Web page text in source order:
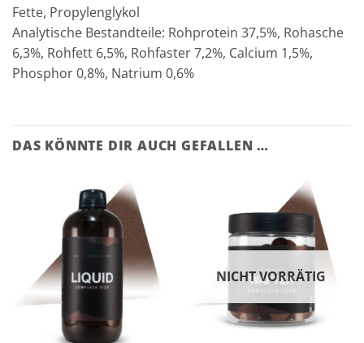
Fette, Propylenglykol
Analytische Bestandteile: Rohprotein 37,5%, Rohasche
6,3%, Rohfett 6,5%, Rohfaster 7,2%, Calcium 1,5%,
Phosphor 0,8%, Natrium 0,6%
DAS KÖNNTE DIR AUCH GEFALLEN …
NICHT VORRÄTIG